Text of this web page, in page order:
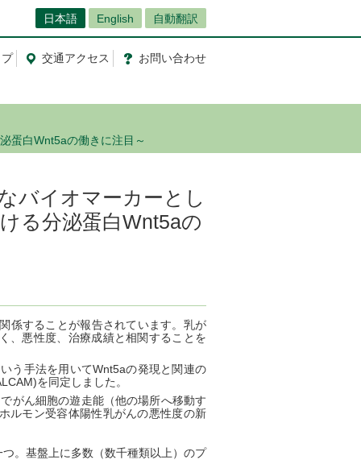
日本語 English 自動翻訳
交通アクセス お問い合わせ
蛋白Wnt5aの働きに注目～
バイオマーカーとし
る分泌蛋白Wnt5aの
係することが報告されています。乳が
、悪性度、治療成績と相関することを
う手法を用いてWnt5aの発現と関連の
を同定しました。
がん細胞の遊走能（他の場所へ移動す
ルモン受容体陽性乳がんの悪性度の新
。基盤上に多数（数千種類以上）のプ